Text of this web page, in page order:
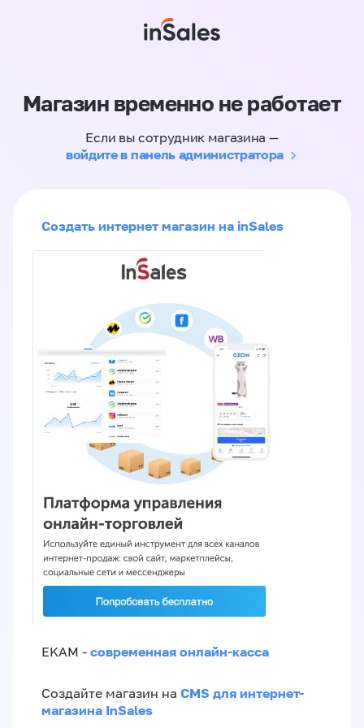
Магазин временно не работает
Если вы сотрудник магазина —
войдите в панель администратора
Создать интернет магазин на inSales
EKAM - современная онлайн-касса
Создайте магазин на CMS для интернет-
магазина InSales